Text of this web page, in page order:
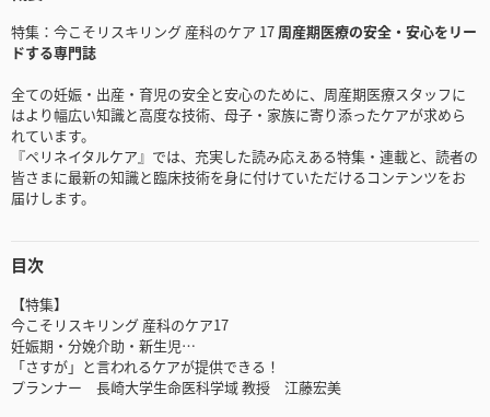
特集：今こそリスキリング 産科のケア 17 周産期医療の安全・安心をリー
ドする専門誌
全ての妊娠・出産・育児の安全と安心のために、周産期医療スタッフに
はより幅広い知識と高度な技術、母子・家族に寄り添ったケアが求めら
れています。
『ペリネイタルケア』では、充実した読み応えある特集・連載と、読者の
皆さまに最新の知識と臨床技術を身に付けていただけるコンテンツをお
届けします。
目次
【特集】
今こそリスキリング 産科のケア17
妊娠期・分娩介助・新生児…
「さすが」と言われるケアが提供できる！
プランナー 長崎大学生命医科学域 教授 江藤宏美